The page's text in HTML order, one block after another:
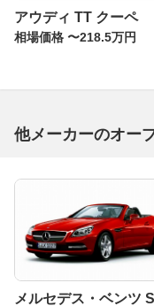
アウディ TT クーペ
相場価格 〜218.5万円
他メーカーのオー
メルセデス・ベンツ